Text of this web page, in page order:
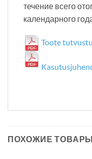
течение всего
календарного
Toote
ПОХОЖИЕ ТОВАРЫ